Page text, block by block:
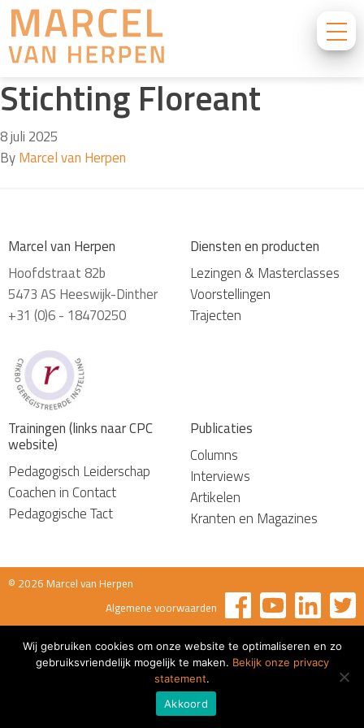
Stichting Floreant
8 juli 2025
ByMarcel van Herpen
Marcel van Herpen
Hoofdstraat 82b
5473 AS Heeswijk-Dinther
+31 (0)6 - 18470250
Diensten en producten
Lezingen & Masterclasses
Voorstellingen
Trajecten
Trainingen (links naar CPC
website)
Pedagogisch Leiderschap
Coachen in Contact
Pedagogische Tact
Publicaties
Columns
Interviews
Artikelen
Kranten en Magazines
© 2026 Marcel van Herpen
Algemene voorwaarden
Wij gebruiken cookies om onze website te optimaliseren en zo
gebruiksvriendelijk mogelijk te maken. Bekijk onze privacy
statement.
Akkoord